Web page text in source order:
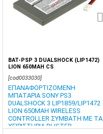
BAT-PSP 3 DUALSHOCK (LIP1472)
LION 650MAH CS
[cod0033030]
ΕΠΑΝΑΦΟΡΤΙΖΟΜΕΝΗ
ΜΠΑΤΑΡΙΑ SONY PS3
DUALSHOCK 3 LIP1859/LIP1472
LION 650MAH WIRELESS
CONTROLLER ΣΥΜΒΑΤΗ ΜΕ ΤΑ
ΧΕΙΡΙΣΤΗΡΙΑ BLISTER